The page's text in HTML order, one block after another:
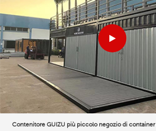
Contenitore GUIZU più piccolo negozio di